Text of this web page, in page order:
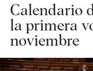
Calendario
la primera
noviembre